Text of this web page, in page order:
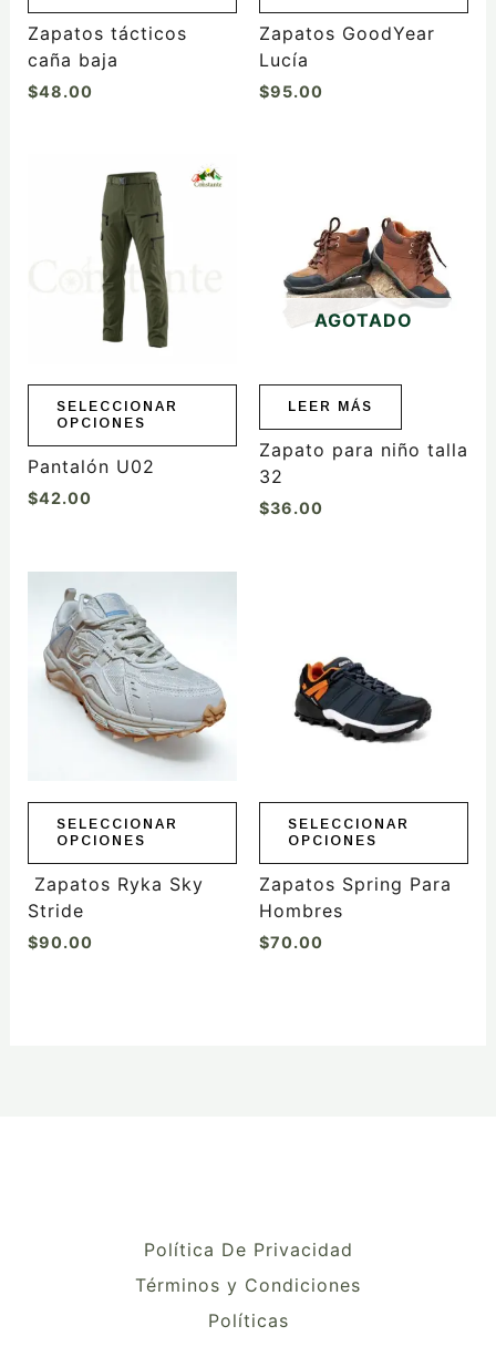
la
página
producto
Zapatos tácticos
caña baja
$48.00
la
página
producto
Zapatos GoodYear
Lucía
$95.00
SELECCIONAR
OPCIONES
producto
múltiples
variantes.
opciones
pueden
elegir
la
página
de
Pantalón U02
$42.00
AGOTADO
LEER MÁS
Zapato para niño talla
32
$36.00
SELECCIONAR
OPCIONES
Este
producto
tiene
múltiples
variantes.
opciones
elegir
la
página
producto
Zapatos Ryka Sky
Stride
$90.00
SELECCIONAR
OPCIONES
múltiples
variantes.
opciones
elegir
la
página
producto
Zapatos Spring Para
Hombres
$70.00
Política De Privacidad
Términos y Condiciones
Políticas